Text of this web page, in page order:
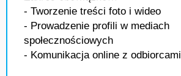
- Tworzenie treści foto i wideo
- Prowadzenie profili w mediach
społecznościowych
- Komunikacja online z odbiorcami